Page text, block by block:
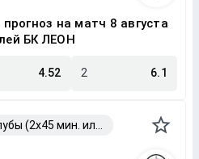
на матч 8 августа
БК ЛЕОН
4.52 2 6.1